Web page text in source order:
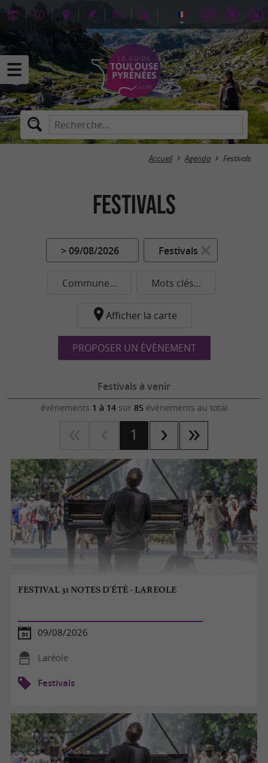
Accueil Agenda Festivals
Festivals
> 09/08/2026 Festivals
Commune... Mots clés...
Afficher la carte
PROPOSER UN ÉVÈNEMENT
Festivals à venir
évènements 1 à 14sur 85 évènements au total
1
FESTIVAL 31 NOTES D'ÉTÉ - LAREOLE
09/08/2026
Laréole
Festivals